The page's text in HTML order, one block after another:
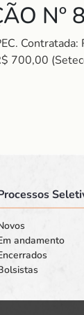
Nº
Contratada:
700,00
andamento